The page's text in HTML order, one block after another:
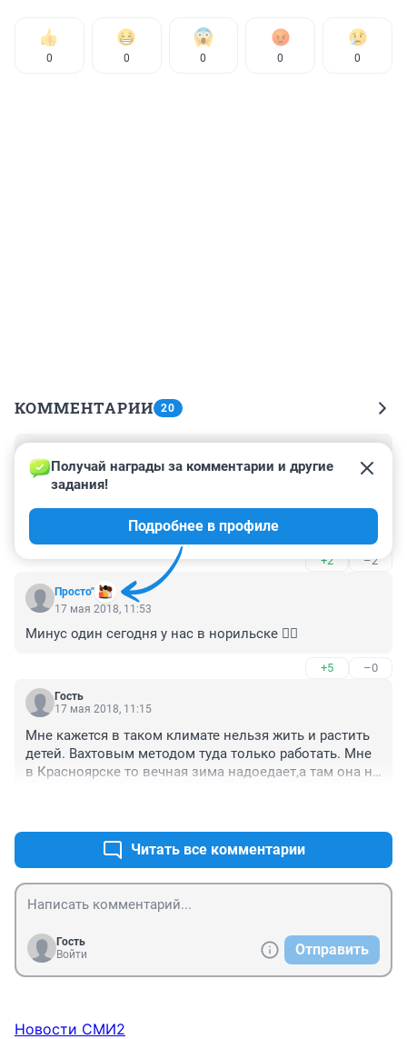
0 0 0 0 0
КОММЕНТАРИИ 20
17 мая 2018, 19:05
Да -17 это не+33 а вода + 36 это Вьетнам Doclet 3 года
жыву там мне нравится лучше чем в Тае только
вьетнамки ревнивые
+2 –2
Просто"
Получай награды за комментарии и другие
задания!
Подробнее в профиле
17 мая 2018, 11:53
Минус один сегодня у нас в норильске 🤦‍♀️
+5 –0
Гость
17 мая 2018, 11:15
Мне кажется в таком климате нельзя жить и растить
детей. Вахтовым методом туда только работать. Мне
в Красноярске то вечная зима надоедает,а там она на
Читать все комментарии
Гость
Войти
Отправить
Новости СМИ2